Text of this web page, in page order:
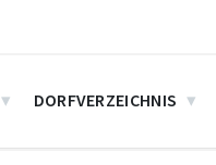
DORFVERZEICHNIS